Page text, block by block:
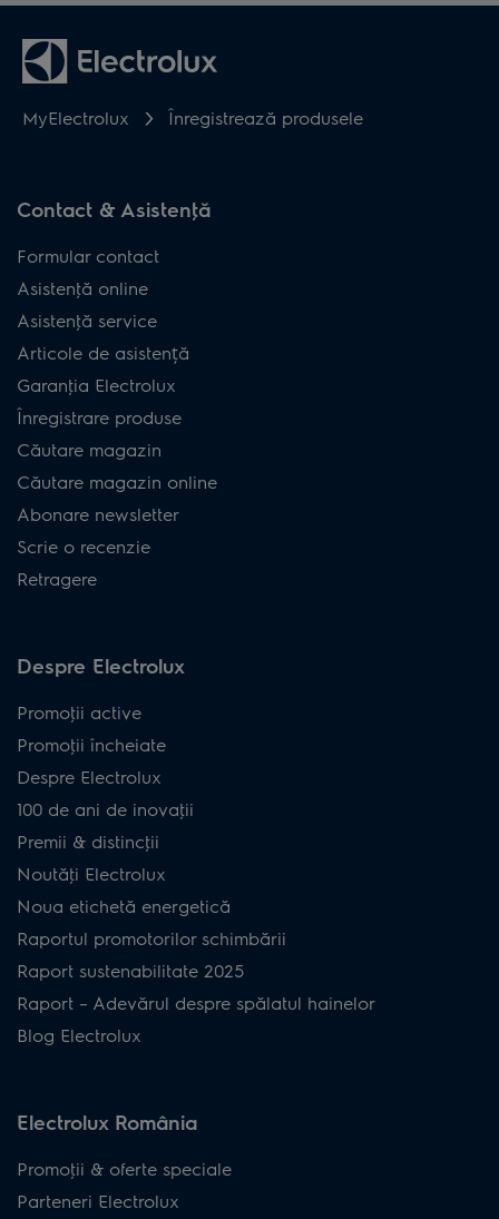
MyElectrolux Înregistrează produsele
Contact & Asistenţă
Formular contact
Asistenţă online
Asistenţă service
Articole de asistență
Garanţia Electrolux
Înregistrare produse
Căutare magazin
Căutare magazin online
Abonare newsletter
Scrie o recenzie
Retragere
Despre Electrolux
Promoţii active
Promoţii încheiate
Despre Electrolux
100 de ani de inovaţii
Premii & distincţii
Noutăţi Electrolux
Noua etichetă energetică
Raportul promotorilor schimbării
Raport sustenabilitate 2025
Raport – Adevărul despre spălatul hainelor
Blog Electrolux
Electrolux România
Promoţii & oferte speciale
Parteneri Electrolux